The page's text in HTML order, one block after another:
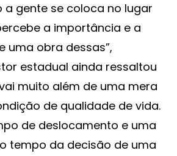
a gente se coloca no lugar
a importância e a
uma obra dessas”,
estadual ainda ressaltou
muito além de uma mera
de qualidade de vida.
de deslocamento e uma
tempo da decisão de uma